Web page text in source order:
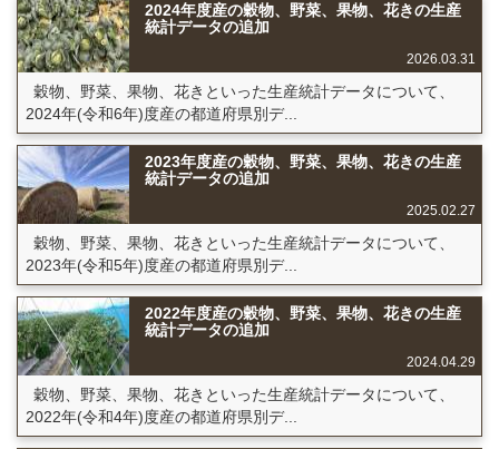
2024年度産の穀物、野菜、果物、花きの生産
統計データの追加
2026.03.31
穀物、野菜、果物、花きといった生産統計データについて、
2024年(令和6年)度産の都道府県別デ...
2023年度産の穀物、野菜、果物、花きの生産
統計データの追加
2025.02.27
穀物、野菜、果物、花きといった生産統計データについて、
2023年(令和5年)度産の都道府県別デ...
2022年度産の穀物、野菜、果物、花きの生産
統計データの追加
2024.04.29
穀物、野菜、果物、花きといった生産統計データについて、
2022年(令和4年)度産の都道府県別デ...